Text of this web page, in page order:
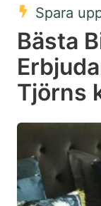
select
a
date.
Press
mark
key
to
Spara
Bästa
Tjörns